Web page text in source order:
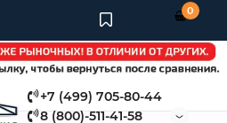
+7 (499) 705-80-44
8 (800)-511-41-58
0